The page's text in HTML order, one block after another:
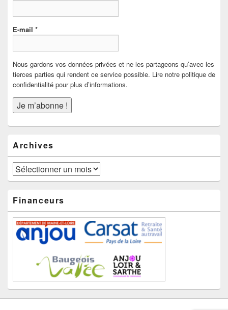
E-mail *
Nous gardons vos données privées et ne les partageons qu’avec les
tierces parties qui rendent ce service possible. Lire notre politique de
confidentialité pour plus d’informations.
Archives
Archives
Financeurs